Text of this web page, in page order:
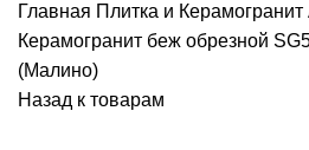
Главная Плитка и Керамогранит
Керамогранит беж обрезной
(Малино)
Назад к товарам